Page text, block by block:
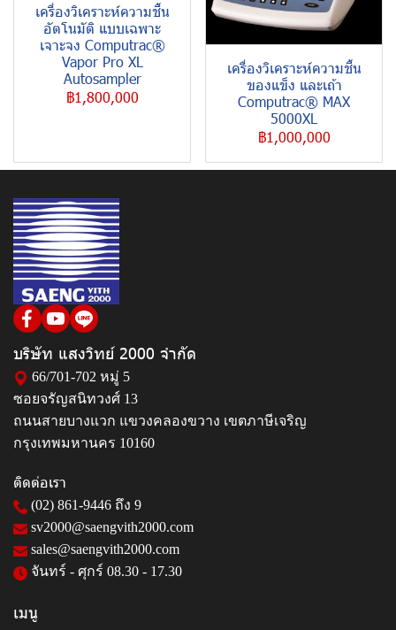
เครื่องวิเคราะห์ความชื้น
อัตโนมัติ แบบเฉพาะ
เจาะจง Computrac®
Vapor Pro XL
Autosampler
฿1,800,000
เครื่องวิเคราะห์ความชื้น
ของแข็ง และเถ้า
Computrac® MAX
5000XL
฿1,000,000
บริษัท แสงวิทย์ 2000 จำกัด
66/701-702 หมู่ 5
ซอยจรัญสนิทวงศ์ 13
ถนนสายบางแวก แขวงคลองขวาง เขตภาษีเจริญ
กรุงเทพมหานคร 10160
ติดต่อเรา
(02) 861-9446 ถึง 9
sv2000@saengvith2000.com
sales@saengvith2000.com
จันทร์ - ศุกร์ 08.30 - 17.30
เมนู